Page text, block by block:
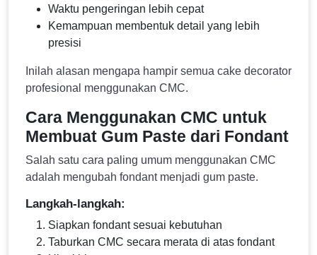
Waktu pengeringan lebih cepat
Kemampuan membentuk detail yang lebih
presisi
Inilah alasan mengapa hampir semua cake decorator
profesional menggunakan CMC.
Cara Menggunakan CMC untuk
Membuat Gum Paste dari Fondant
Salah satu cara paling umum menggunakan CMC
adalah mengubah fondant menjadi gum paste.
Langkah-langkah:
Siapkan fondant sesuai kebutuhan
Taburkan CMC secara merata di atas fondant